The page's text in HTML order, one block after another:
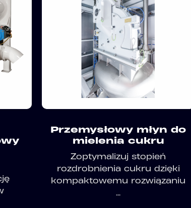
Przemysłowy młyn do
mielenia cukru
Zoptymalizuj stopień
rozdrobnienia cukru dzięki
kompaktowemu rozwiązaniu
...